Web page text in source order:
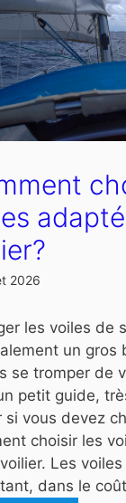
2026
les voiles de
un gros
se tromper de
petit guide,
si vous devez
choisir les
Les
dans le